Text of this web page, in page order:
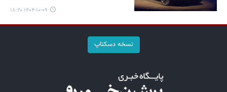
۱۴۰۴-۱۰-۰۹ ۱۸:۲۰
نسخه دسکتاپ